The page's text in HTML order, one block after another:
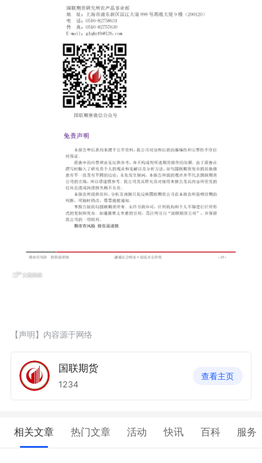
【声明】内容源于网络
国联期货
1234
查看主页
相关文章 热门文章 活动 快讯 百科 服务